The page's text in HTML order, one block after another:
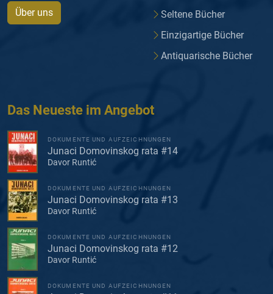
Über uns
Seltene Bücher
Einzigartige Bücher
Antiquarische Bücher
Das Neueste im Angebot
DOKUMENTE UND AUFZEICHNUNGEN
Junaci Domovinskog rata #14
Davor Runtić
DOKUMENTE UND AUFZEICHNUNGEN
Junaci Domovinskog rata #13
Davor Runtić
DOKUMENTE UND AUFZEICHNUNGEN
Junaci Domovinskog rata #12
Davor Runtić
DOKUMENTE UND AUFZEICHNUNGEN